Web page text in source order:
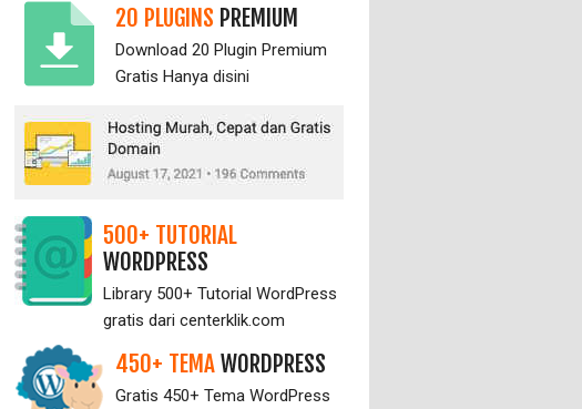
20 PLUGINS PREMIUM
Download 20 Plugin Premium
Gratis Hanya disini
500+ TUTORIAL
WORDPRESS
Library 500+ Tutorial WordPress
gratis dari centerklik.com
450+ TEMAWORDPRESS
Gratis 450+ Tema WordPress